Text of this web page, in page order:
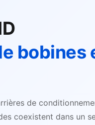
bobines
de
coexistent dans un